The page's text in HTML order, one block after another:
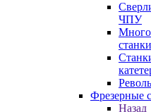
ЧПУ
станки
Фрезерные
Назад